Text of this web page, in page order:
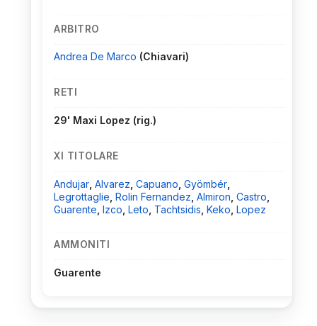
ARBITRO
Andrea De Marco (Chiavari)
RETI
29' Maxi Lopez (rig.)
XI TITOLARE
Andujar Alvarez Capuano Gyömbér
Legrottaglie Rolin Fernandez Almiron Castro
Guarente Izco Leto Tachtsidis Keko Lopez
AMMONITI
Guarente